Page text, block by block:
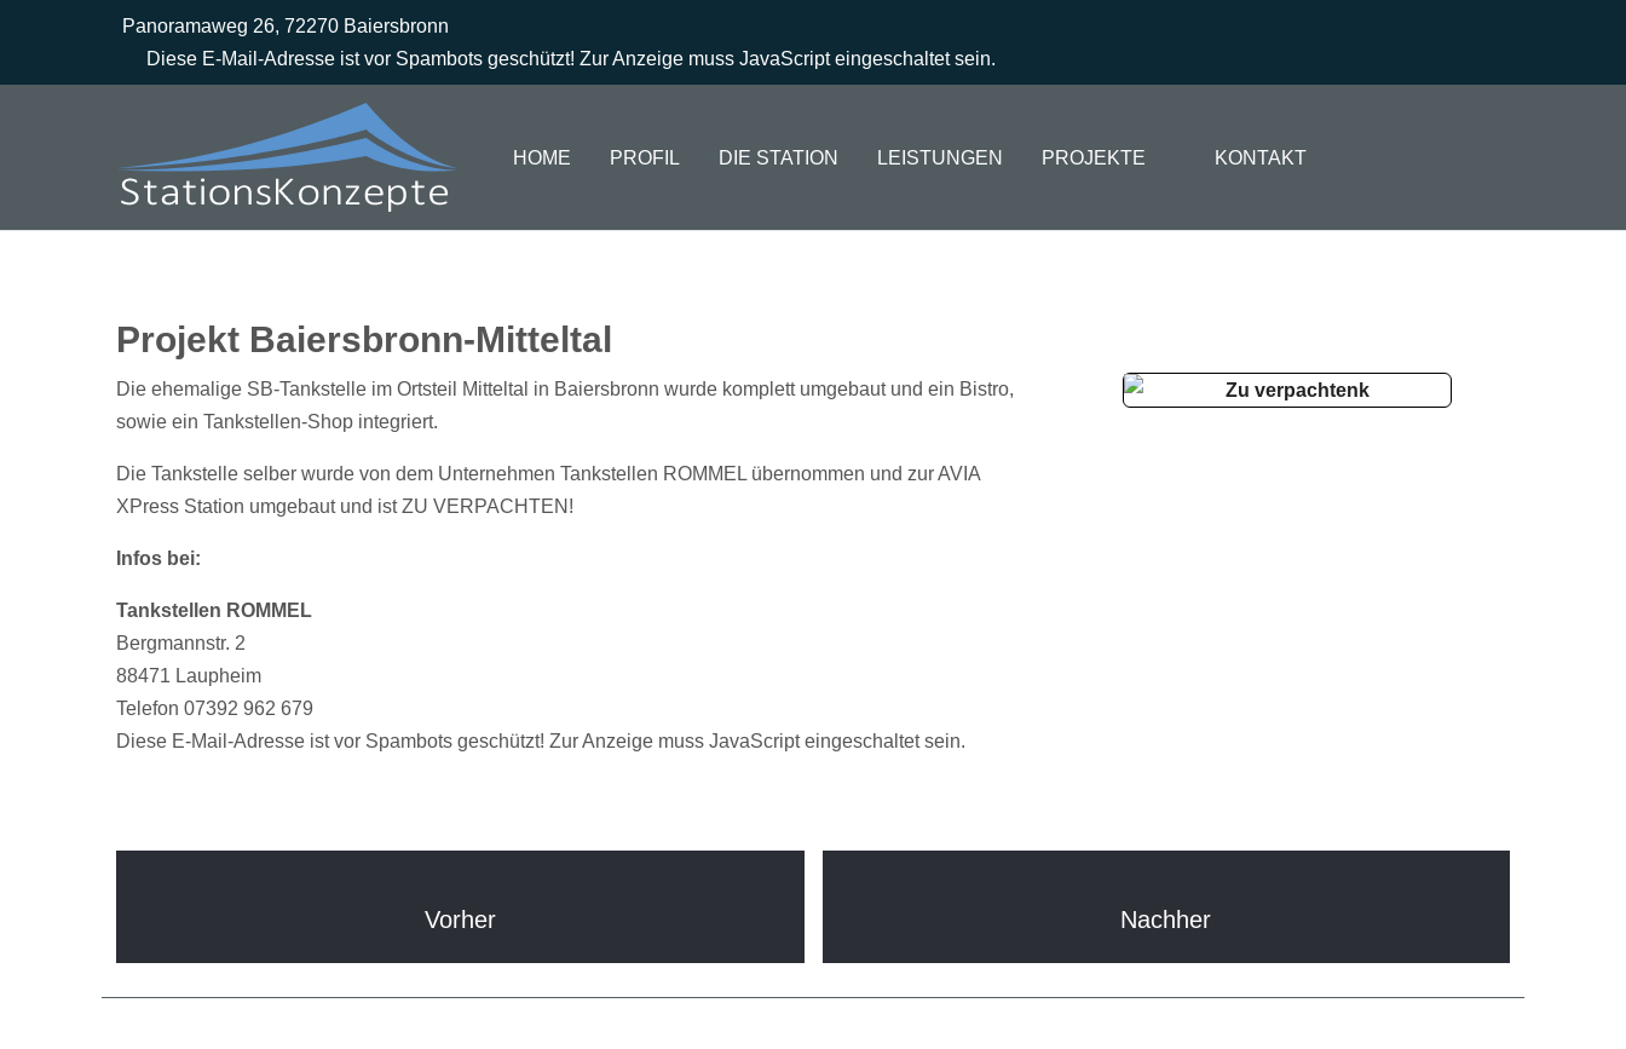
Panoramaweg 26, 72270 Baiersbronn
Diese E-Mail-Adresse ist vor Spambots geschützt! Zur Anzeige muss JavaScript eingeschaltet sein.
HOME PROFIL DIE STATION LEISTUNGEN PROJEKTE KONTAKT
Projekt Baiersbronn-Mitteltal
Die ehemalige SB-Tankstelle im Ortsteil Mitteltal in Baiersbronn wurde komplett umgebaut und ein Bistro,
sowie ein Tankstellen-Shop integriert.
Die Tankstelle selber wurde von dem Unternehmen Tankstellen ROMMEL übernommen und zur AVIA
XPress Station umgebaut und ist ZU VERPACHTEN!
Infos bei:
Tankstellen ROMMEL
Bergmannstr. 2
88471 Laupheim
Telefon 07392 962 679
Diese E-Mail-Adresse ist vor Spambots geschützt! Zur Anzeige muss JavaScript eingeschaltet sein.
Vorher Nachher